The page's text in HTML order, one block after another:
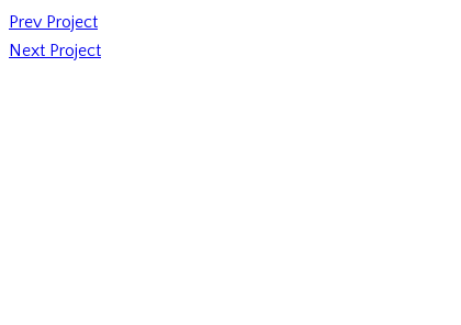
Prev Project
Next Project